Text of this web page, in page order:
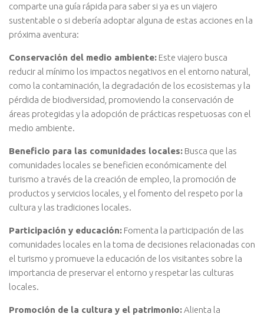
comparte una guía rápida para saber si ya es un viajero
sustentable o si debería adoptar alguna de estas acciones en la
próxima aventura:
Conservación del medio ambiente: Este viajero busca
reducir al mínimo los impactos negativos en el entorno natural,
como la contaminación, la degradación de los ecosistemas y la
pérdida de biodiversidad, promoviendo la conservación de
áreas protegidas y la adopción de prácticas respetuosas con el
medio ambiente.
Beneficio para las comunidades locales: Busca que las
comunidades locales se beneficien económicamente del
turismo a través de la creación de empleo, la promoción de
productos y servicios locales, y el fomento del respeto por la
cultura y las tradiciones locales.
Participación y educación: Fomenta la participación de las
comunidades locales en la toma de decisiones relacionadas con
el turismo y promueve la educación de los visitantes sobre la
importancia de preservar el entorno y respetar las culturas
locales.
Promoción de la cultura y el patrimonio:Alienta la